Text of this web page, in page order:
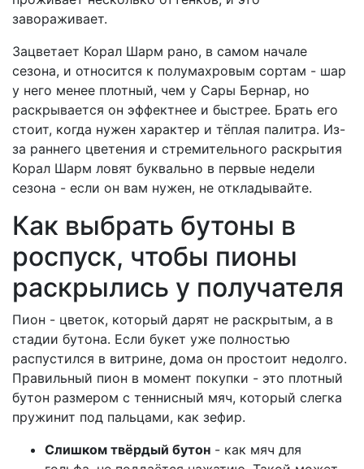
завораживает.
Зацветает Корал Шарм рано, в самом начале
сезона, и относится к полумахровым сортам - шар
у него менее плотный, чем у Сары Бернар, но
раскрывается он эффектнее и быстрее. Брать его
стоит, когда нужен характер и тёплая палитра. Из-
за раннего цветения и стремительного раскрытия
Корал Шарм ловят буквально в первые недели
сезона - если он вам нужен, не откладывайте.
Как выбрать бутоны в
роспуск, чтобы пионы
раскрылись у получателя
Пион - цветок, который дарят не раскрытым, а в
стадии бутона. Если букет уже полностью
распустился в витрине, дома он простоит недолго.
Правильный пион в момент покупки - это плотный
бутон размером с теннисный мяч, который слегка
пружинит под пальцами, как зефир.
Слишком твёрдый бутон - как мяч для